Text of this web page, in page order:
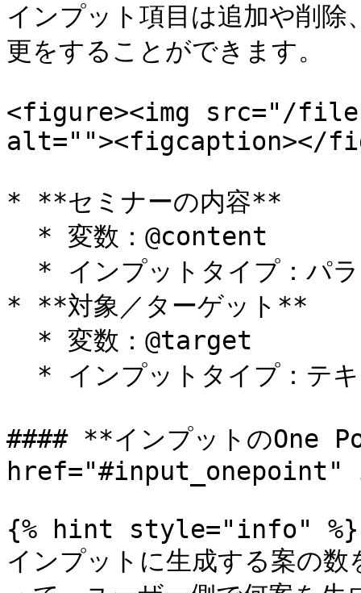
インプット項目は追加や削
更をすることができます。
<figure><img src="/files/
alt=""><figcaption></
* **セミナーの内容**
* **対象／ターゲット**
#### **インプットのOne
href="#input_onepoint"
{% hint style="info" %}
インプットに生成する案の